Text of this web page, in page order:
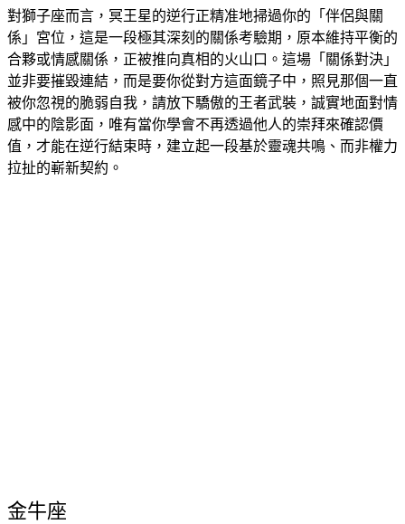
對獅子座而言，冥王星的逆行正精准地掃過你的「伴侶與關
係」宮位，這是一段極其深刻的關係考驗期，原本維持平衡的
合夥或情感關係，正被推向真相的火山口。這場「關係對決」
並非要摧毀連結，而是要你從對方這面鏡子中，照見那個一直
被你忽視的脆弱自我，請放下驕傲的王者武裝，誠實地面對情
感中的陰影面，唯有當你學會不再透過他人的崇拜來確認價
值，才能在逆行結束時，建立起一段基於靈魂共鳴、而非權力
拉扯的嶄新契約。
金牛座